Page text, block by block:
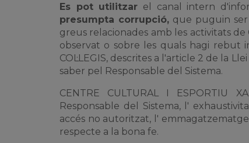
Es pot utilitzar el canal intern
presumpta corrupció, que puguin ser
greus relacionades amb les activitats de
observat o sobre les quals hagi rebut
COL·LEGIS, descrites a l'article 2 de la
saber pel Responsable del Sistema.
CENTRE CULTURAL I ESPORTIU
Responsable del Sistema, l'
accés no autoritzat, l'
respecte a la bona fe.